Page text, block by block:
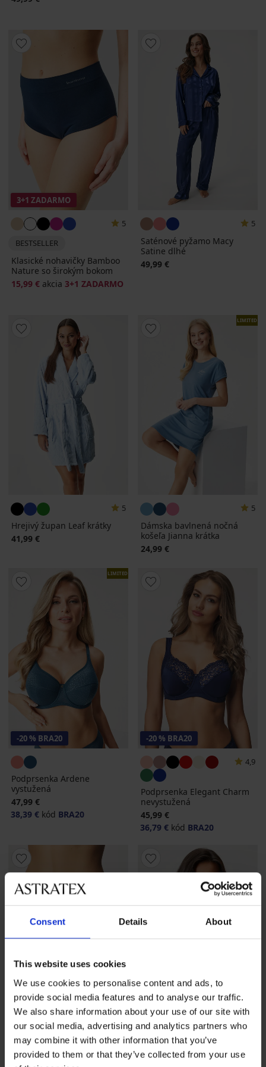
Consent Details About
This website uses cookies
We use cookies to personalise content and ads, to
provide social media features and to analyse our traffic.
We also share information about your use of our site with
our social media, advertising and analytics partners who
may combine it with other information that you’ve
provided to them or that they’ve collected from your use
3+1 ZADARMO
5
BESTSELLER
Klasické nohavičky Bamboo
Nature so širokým bokom
15,99 € akcia 3+1 ZADARMO
5
Saténové pyžamo Macy
Satine dlhé
49,99 €
5
Hrejivý župan Leaf krátky
41,99 €
LIMITED
5
Dámska bavlnená nočná
košeľa Jianna krátka
24,99 €
LIMITED
-20 % BRA20
Podprsenka Ardene
vystužená
47,99 €
38,39 € kód BRA20
-20 % BRA20
4,9
Podprsenka Elegant Charm
nevystužená
45,99 €
36,79 € kód BRA20
3+1 ZADARMO
4,9
BESTSELLER